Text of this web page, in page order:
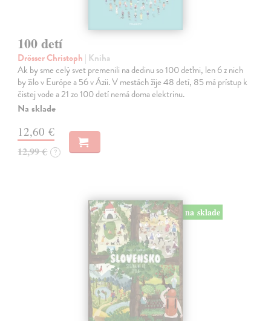
100 detí
Drösser Christoph | Kniha
Ak by sme celý svet premenili na dedinu so 100 deťmi, len 6 z nich
by žilo v Európe a 56 v Ázii. V mestách žije 48 detí, 85 má prístup k
čistej vode a 21 zo 100 detí nemá doma elektrinu.
Na sklade
12,60 €
12,99 € ?
na sklade